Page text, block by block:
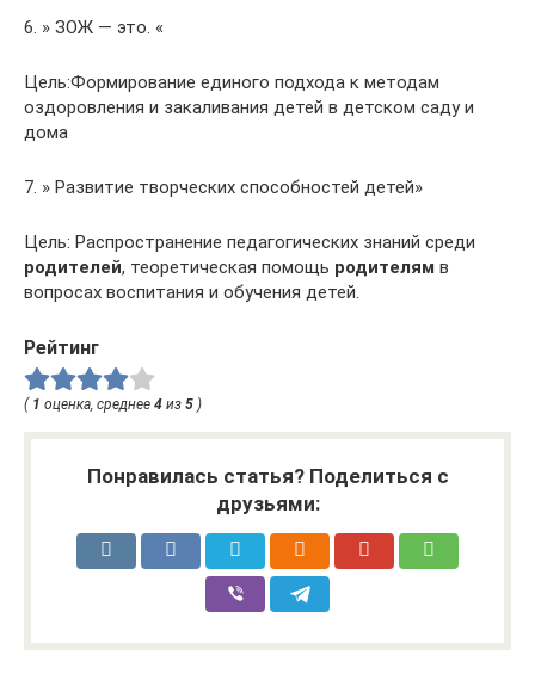
6. » ЗОЖ — это. «
Цель:Формирование единого подхода к методам
оздоровления и закаливания детей в детском саду и
дома
7. » Развитие творческих способностей детей»
Цель: Распространение педагогических знаний среди
родителей, теоретическая помощь родителям в
вопросах воспитания и обучения детей.
Рейтинг
( 1 оценка, среднее 4 из 5 )
Понравилась статья? Поделиться с
друзьями: